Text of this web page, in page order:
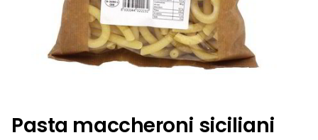
Pasta maccheroni siciliani